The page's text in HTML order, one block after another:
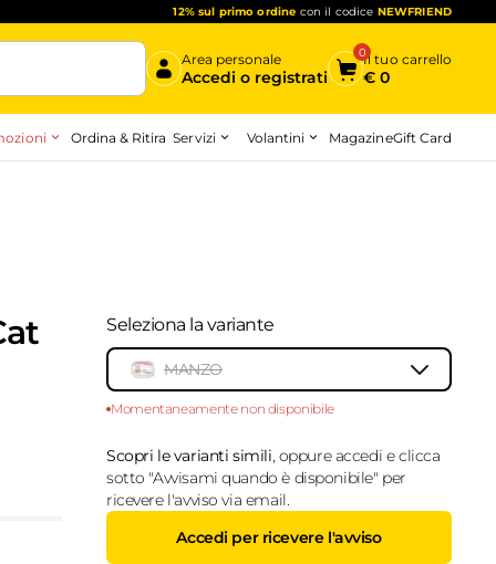
12% sul primo ordine con il codice NEWFRIEND
Area personale
Accedi o registrati
0Il tuo carrello
€0
Ordina & Ritira Servizi Volantini MagazineGift Card
-top
Seleziona la variante
MANZO
Momentaneamente non disponibile
Scopri le varianti simili, oppure accedi e clicca
sotto "Avvisami quando è disponibile" per
ricevere l'avviso via email.
Accedi per ricevere l'avviso